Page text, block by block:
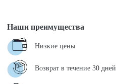
Наши преимущества
Низкие цены
Возврат в течение 30 дней